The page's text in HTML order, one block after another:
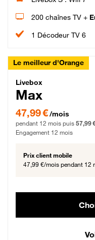
200 chaînes TV +
1 Décodeur TV 6
Le meilleur d'Orange
Livebox Max
Livebox
Max
47,99 € par mois pendant
47,99 €/mois
pendant 12 mois puis 57,99
Engagement 12 mois
Prix client mobile
47,99 €/mois pendant 12